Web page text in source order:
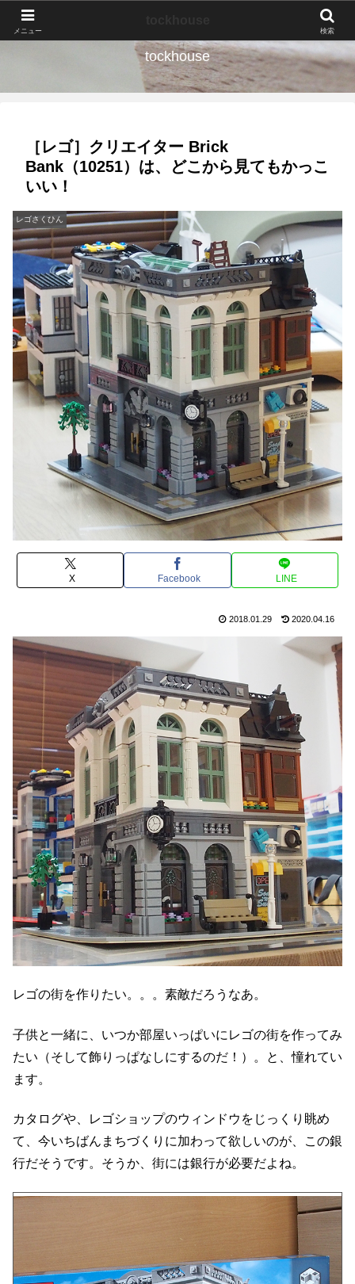
tockhouse
［レゴ］クリエイター Brick
Bank（10251）は、どこから見てもかっこ
いい！
レゴさくひん
X Facebook LINE
2018.01.29 2020.04.16
レゴの街を作りたい。。。素敵だろうなあ。
子供と一緒に、いつか部屋いっぱいにレゴの街を作ってみ
たい（そして飾りっぱなしにするのだ！）。と、憧れてい
ます。
カタログや、レゴショップのウィンドウをじっくり眺め
て、今いちばんまちづくりに加わって欲しいのが、この銀
行だそうです。そうか、街には銀行が必要だよね。
メニュー 検索